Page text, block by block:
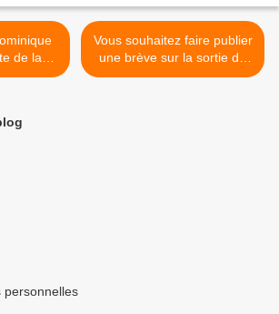
de la
société !
Vous souhaitez faire publier
une brève sur la sortie de
votre prochain jeu ? Un
personnelles